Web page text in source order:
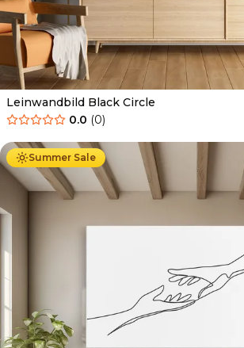
Leinwandbild Black Circle
0.0 (0)
Summer Sale
Ab 39.90 € 34.90